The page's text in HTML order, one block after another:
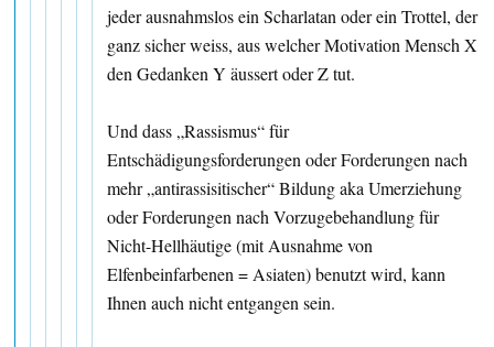
jeder ausnahmslos ein Scharlatan oder ein Trottel, der
ganz sicher weiss, aus welcher Motivation Mensch X
den Gedanken Y äussert oder Z tut.
Und dass „Rassismus“ für
Entschädigungsforderungen oder Forderungen nach
mehr „antirassisitischer“ Bildung aka Umerziehung
oder Forderungen nach Vorzugebehandlung für
Nicht-Hellhäutige (mit Ausnahme von
Elfenbeinfarbenen = Asiaten) benutzt wird, kann
Ihnen auch nicht entgangen sein.